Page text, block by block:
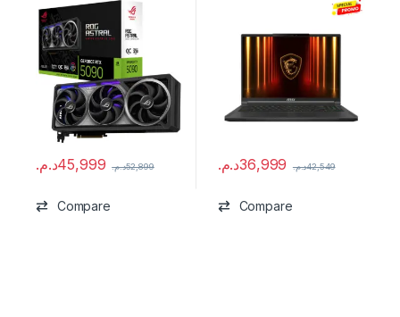
45,999د.م. 52,899د.م.
Compare
36,999د.م. 42,549د.م.
Compare